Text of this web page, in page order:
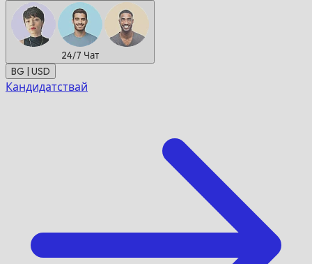
24/7 Чат
BG | USD
Кандидатствай